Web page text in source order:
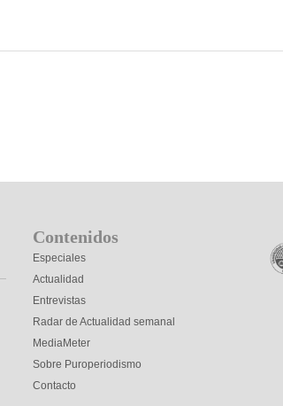
Contenidos
Especiales
Actualidad
Entrevistas
Radar de Actualidad semanal
MediaMeter
Sobre Puroperiodismo
Contacto